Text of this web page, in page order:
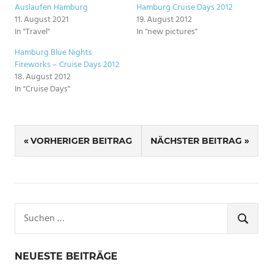
Auslaufen Hamburg
11. August 2021
In "Travel"
Hamburg Cruise Days 2012
19. August 2012
In "new pictures"
Hamburg Blue Nights
Fireworks – Cruise Days 2012
18. August 2012
In "Cruise Days"
SCHLAGWÖRTER
CRUISE
Beitragsnavigation
VORHERIGER BEITRAG NÄCHSTER BEITRAG
nach:
SUCHEN
NEUESTE BEITRÄGE